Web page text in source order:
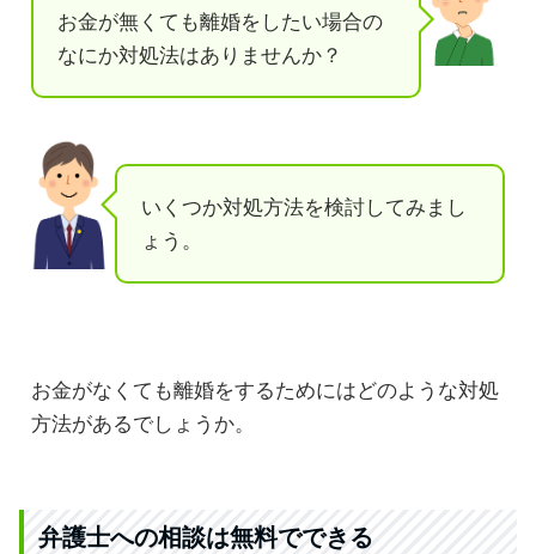
お金が無くても離婚をしたい場合の
なにか対処法はありませんか？
いくつか対処方法を検討してみまし
ょう。
お金がなくても離婚をするためにはどのような対処
方法があるでしょうか。
弁護士への相談は無料でできる